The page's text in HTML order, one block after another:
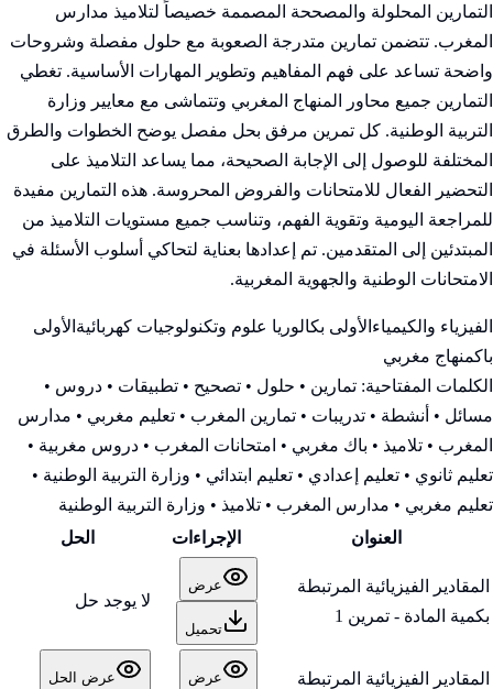
التمارين المحلولة والمصححة المصممة خصيصاً لتلاميذ مدارس
المغرب. تتضمن تمارين متدرجة الصعوبة مع حلول مفصلة وشروحات
واضحة تساعد على فهم المفاهيم وتطوير المهارات الأساسية. تغطي
التمارين جميع محاور المنهاج المغربي وتتماشى مع معايير وزارة
التربية الوطنية. كل تمرين مرفق بحل مفصل يوضح الخطوات والطرق
المختلفة للوصول إلى الإجابة الصحيحة، مما يساعد التلاميذ على
التحضير الفعال للامتحانات والفروض المحروسة. هذه التمارين مفيدة
للمراجعة اليومية وتقوية الفهم، وتناسب جميع مستويات التلاميذ من
المبتدئين إلى المتقدمين. تم إعدادها بعناية لتحاكي أسلوب الأسئلة في
الامتحانات الوطنية والجهوية المغربية.
الفيزياء والكيمياء الأولى بكالوريا علوم وتكنولوجيات كهربائية الأولى
باكمنهاج مغربي
الكلمات المفتاحية: تمارين • حلول • تصحيح • تطبيقات • دروس •
مسائل • أنشطة • تدريبات • تمارين المغرب • تعليم مغربي • مدارس
المغرب • تلاميذ • باك مغربي • امتحانات المغرب • دروس مغربية •
تعليم ثانوي • تعليم إعدادي • تعليم ابتدائي • وزارة التربية الوطنية •
تعليم مغربي • مدارس المغرب • تلاميذ • وزارة التربية الوطنية
العنوان
الإجراءات الحل
المقادير الفيزيائية المرتبطة
بكمية المادة - تمرين 1
عرض
تحميل
لا يوجد حل
المقادير الفيزيائية المرتبطة
عرض عرض الحل